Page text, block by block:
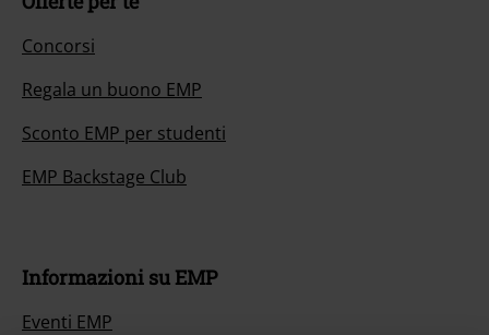
Concorsi
Regala un buono EMP
Sconto EMP per studenti
EMP Backstage Club
Informazioni su EMP
Eventi EMP